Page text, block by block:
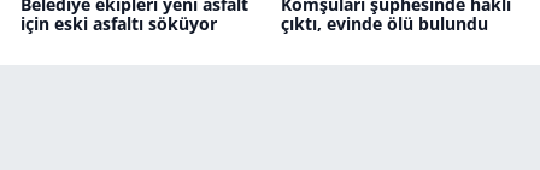
için eski asfaltı söküyor
çıktı, evinde ölü bulundu